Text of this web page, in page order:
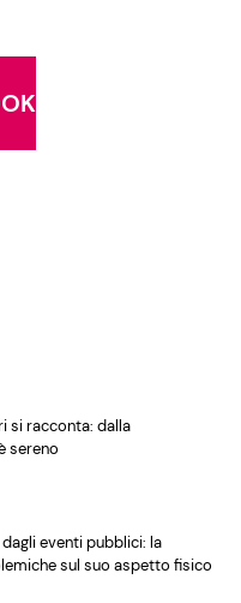
si racconta: dalla
sereno
eventi pubblici: la
sul suo aspetto fisico